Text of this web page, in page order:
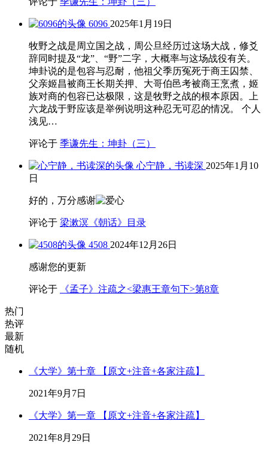
6096 2025年1月19日
牧野之战是周立国之战，周公旦经历过这场大战，修爻
辞同时提及“龙”、“野”二字，大概率与这场战役有关。
坤卦说的是包容与忍耐，他祖父季历冤死于商王囚禁、
父亲姬昌被商王长期关押、大哥伯邑考被商王烹煮，姬
族对商的包容已达极限，这是牧野之战的根本原因。上
六龙战于野应该是举例说明这种忍无可忍的情况。 个人
浅见…
评论于 季谦先生：坤卦（三）
心宁静，书读深 2025年1月10
日
好的，万分感谢
评论于 梁漱溟《朝话》目录
4508 2024年12月26日
感谢您的更新
评论于 《孟子》注疏之<梁惠王章句下>第8章
热门
热评
最新
随机
《大学》第十章 【原文+注音+各家注疏】
2021年9月7日
《大学》第一章 【原文+注音+各家注疏】
2021年8月29日